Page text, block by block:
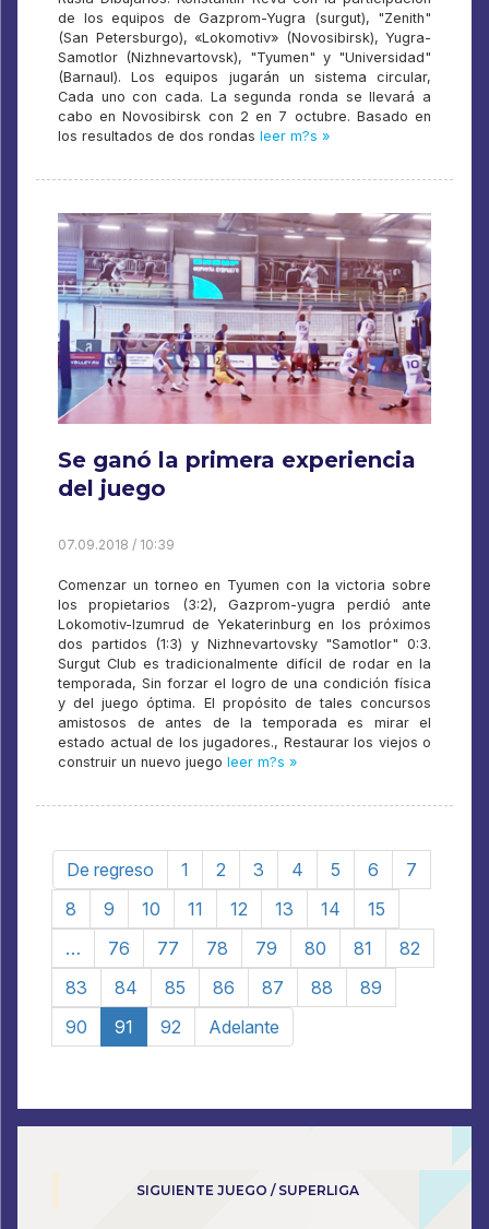
de los equipos de Gazprom-Yugra (surgut), "Zenith"
(San Petersburgo), «Lokomotiv» (Novosibirsk), Yugra-
Samotlor (Nizhnevartovsk), "Tyumen" y "Universidad"
(Barnaul). Los equipos jugarán un sistema circular,
Cada uno con cada. La segunda ronda se llevará a
cabo en Novosibirsk con 2 en 7 octubre. Basado en
los resultados de dos rondas leer m?s »
Se ganó la primera experiencia
del juego
07.09.2018 / 10:39
Comenzar un torneo en Tyumen con la victoria sobre
los propietarios (3:2), Gazprom-yugra perdió ante
Lokomotiv-Izumrud de Yekaterinburg en los próximos
dos partidos (1:3) y Nizhnevartovsky "Samotlor" 0:3.
Surgut Club es tradicionalmente difícil de rodar en la
temporada, Sin forzar el logro de una condición física
y del juego óptima. El propósito de tales concursos
amistosos de antes de la temporada es mirar el
estado actual de los jugadores., Restaurar los viejos o
construir un nuevo juego leer m?s »
De regreso 1 2 3 4 5 6
7
8
9 10 11 12 13 14
15
…
76 77 78 79 80 81
82
83
84 85 86 87 88
89
90
91 92 Adelante
SIGUIENTE JUEGO / SUPERLIGA